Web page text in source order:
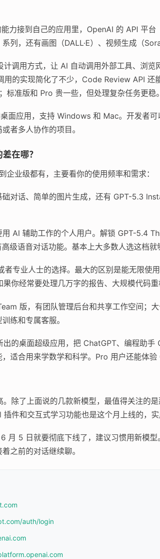
力接到自己的应用里，OpenAI 的 API 平
列，还有画图（DALL·E）、视频生成（Sora
调用方式，让 AI 自动调用外部工具、浏
用的实现简化了不少，Code Review API
准版和 Pro 贵一些，但处理复杂任务更稳。
面应用，支持 Windows 和 Mac。开发者
者多人协作的项目。
在哪？
业级都有，主要看你的使用频率和需求：
对话、简单的图片生成，还有 GPT-5.3
AI 辅助工作的个人用户。解锁 GPT-5.4
级语音对话功能。基本上大多数人选这档就
专业人士的选择。最大的区别是能无限使
你经常要处理几万字的报告、大规模代码
版，有团队管理后台和共享工作空间；
练和专属客服。
的桌面超级应用，把 ChatGPT、编程助
适合用来学数学和科学。Pro 用户还能体验
除了上面说的几款新模型，最值得关注的
件和交互式学习功能也是这个月上线的，实
月 5 日就要彻底下线了，建议习惯用新模
之前的对话继续聊。
auth/login